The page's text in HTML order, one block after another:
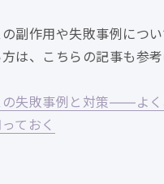
副作用や失敗事例につ
は、こちらの記事も参考
の失敗事例と対策——よく
ておく